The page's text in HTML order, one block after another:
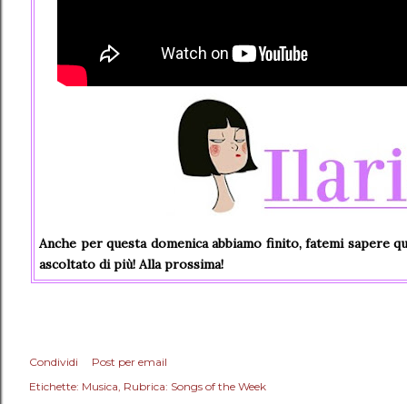
Anche per questa domenica abbiamo finito, fatemi sapere
ascoltato di più! Alla prossima!
Condividi
Post per email
Etichette: Musica Rubrica: Songs of the Week